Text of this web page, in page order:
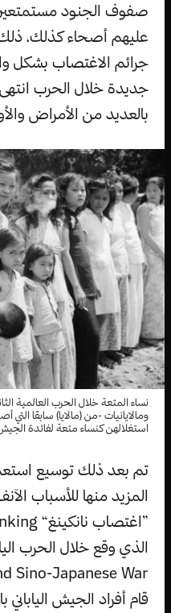
صفوف الجنود مستمتعين
عليهم أصحاء كذلك، ذلك
جرائم الاغتصاب بشكل
جديدة خلال الحرب
بالعديد من الأمراض
نساء المتعة خلال الحرب العالمية
ومالايانيات -من (مالايا) سابقا
استغلالهن كنساء متعة لفائدة الجيش
تم بعد ذلك توسيع
المزيد منها للأسباب
قام أفراد الجيش